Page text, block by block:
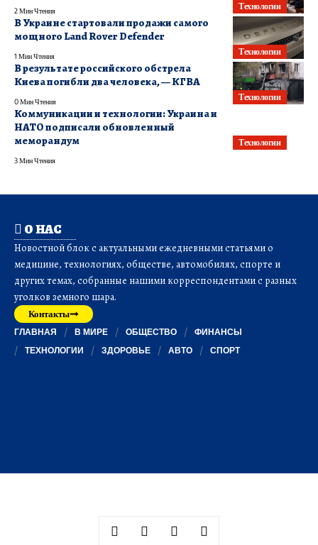
Технологии
2 Мин Чтения
Технологии
В Украине стартовали продажи самого
мощного Land Rover Defender
1 Мин Чтения
Технологии
В результате российского обстрела
Киева погибли два человека, — КГВА
0 Мин Чтения
Технологии
Коммуникации и технологии: Украина и
НАТО подписали обновленный
меморандум
3 Мин Чтения
О НАС
Новостной блок с актуальными ежедневными статьями о
медицине, технологиях, обществе, автомобилях, спорте и
других темах, собранные нашими корреспондентами с разных
уголков земного шара.
Контакты
ГЛАВНАЯ В МИРЕ ОБЩЕСТВО
ФИНАНСЫ
ТЕХНОЛОГИИ
ЗДОРОВЬЕ АВТО СПОРТ